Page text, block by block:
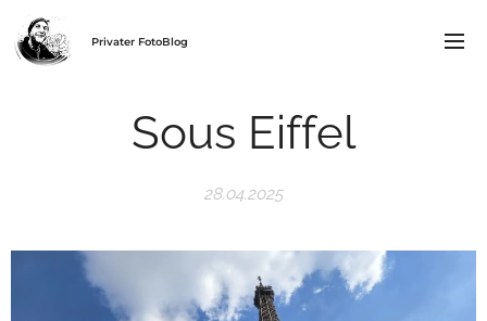
Privater FotoBlog
Sous Eiffel
28.04.2025